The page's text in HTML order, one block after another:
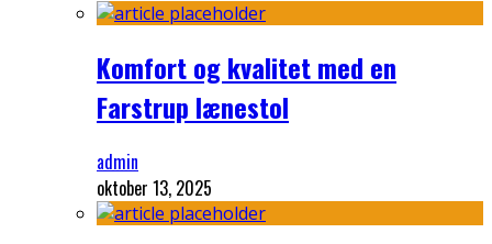
Komfort og kvalitet med en
Farstrup lænestol
admin
oktober 13, 2025